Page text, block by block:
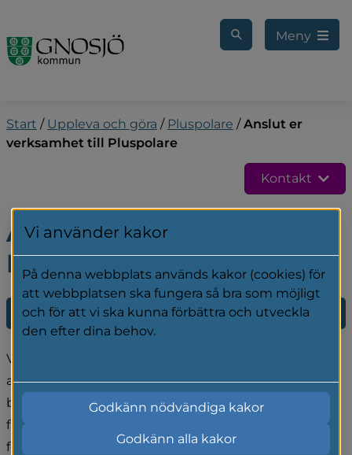
Meny
Start / Uppleva och göra / Pluspolare / Anslut er
verksamhet till Pluspolare
Kontakt
Anslut er verksamhet till
Pluspolare
Anslut er verksamhet till Pluspolare
Vårt fritids- och kulturutbud ska vara tillgängligt för
alla. Vi hoppas därför att också ni vill vara med och
bidra till att personer med funktionsnedsättning kan
få en mer aktiv fritid. Anslut er förening, organisation,
företag eller verksamhet till Pluspolare.
Vi använder kakor
På denna webbplats används kakor (cookies) för
att webbplatsen ska fungera så bra som möjligt
och för att vi ska kunna förbättra och utveckla
den efter dina behov.
Godkänn nödvändiga kakor
Godkänn alla kakor